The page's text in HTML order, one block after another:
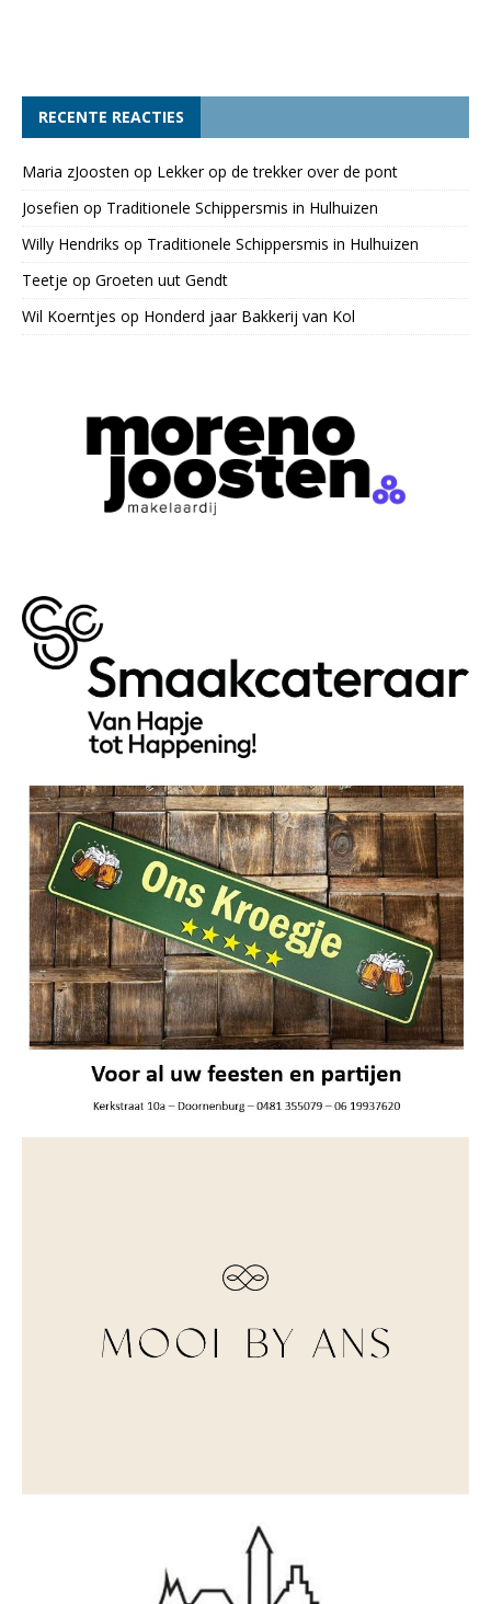
RECENTE REACTIES
Maria zJoosten op Lekker op de trekker over de pont
Josefien op Traditionele Schippersmis in Hulhuizen
Willy Hendriks op Traditionele Schippersmis in Hulhuizen
Teetje op Groeten uut Gendt
Wil Koerntjes op Honderd jaar Bakkerij van Kol